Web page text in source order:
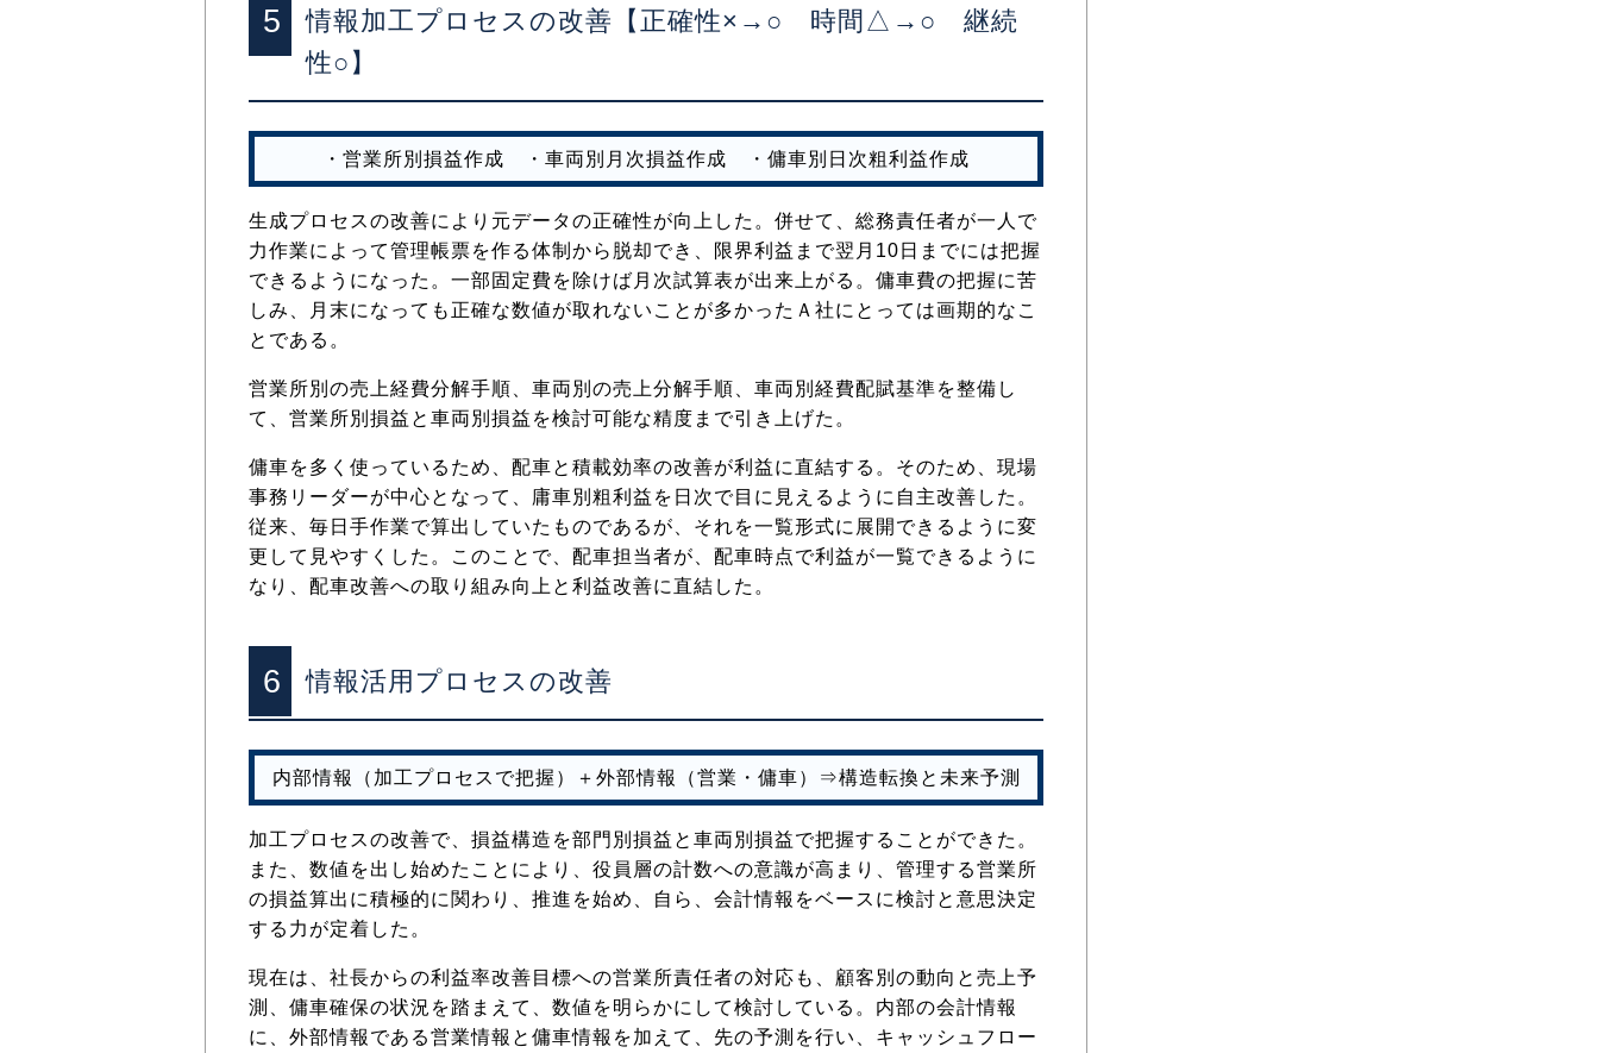
5
情報加工プロセスの改善【正確性×→○ 時間△→○ 継続
性○】
・営業所別損益作成 ・車両別月次損益作成 ・傭車別日次粗利益作成
生成プロセスの改善により元データの正確性が向上した。併せて、総務責任者が一人で
力作業によって管理帳票を作る体制から脱却でき、限界利益まで翌月10日までには把握
できるようになった。一部固定費を除けば月次試算表が出来上がる。傭車費の把握に苦
しみ、月末になっても正確な数値が取れないことが多かったＡ社にとっては画期的なこ
とである。
営業所別の売上経費分解手順、車両別の売上分解手順、車両別経費配賦基準を整備し
て、営業所別損益と車両別損益を検討可能な精度まで引き上げた。
傭車を多く使っているため、配車と積載効率の改善が利益に直結する。そのため、現場
事務リーダーが中心となって、庸車別粗利益を日次で目に見えるように自主改善した。
従来、毎日手作業で算出していたものであるが、それを一覧形式に展開できるように変
更して見やすくした。このことで、配車担当者が、配車時点で利益が一覧できるように
なり、配車改善への取り組み向上と利益改善に直結した。
6 情報活用プロセスの改善
内部情報（加工プロセスで把握）＋外部情報（営業・傭車）⇒構造転換と未来予測
加工プロセスの改善で、損益構造を部門別損益と車両別損益で把握することができた。
また、数値を出し始めたことにより、役員層の計数への意識が高まり、管理する営業所
の損益算出に積極的に関わり、推進を始め、自ら、会計情報をベースに検討と意思決定
する力が定着した。
現在は、社長からの利益率改善目標への営業所責任者の対応も、顧客別の動向と売上予
測、傭車確保の状況を踏まえて、数値を明らかにして検討している。内部の会計情報
に、外部情報である営業情報と傭車情報を加えて、先の予測を行い、キャッシュフロー